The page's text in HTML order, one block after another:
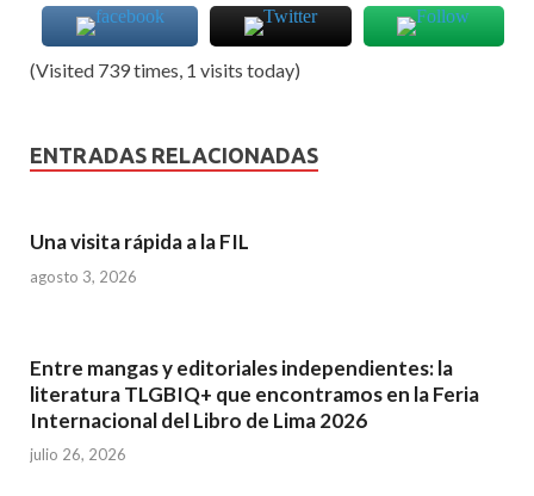
(Visited 739 times, 1 visits today)
ENTRADAS RELACIONADAS
Una visita rápida a la FIL
agosto 3, 2026
Entre mangas y editoriales independientes: la
literatura TLGBIQ+ que encontramos en la Feria
Internacional del Libro de Lima 2026
julio 26, 2026